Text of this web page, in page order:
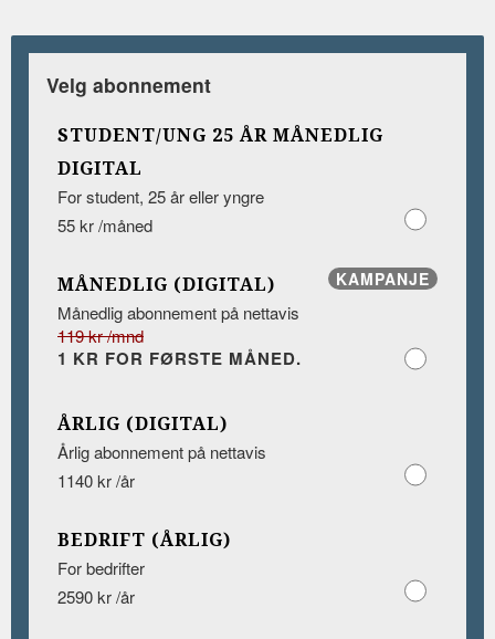
Velg abonnement
STUDENT/UNG 25 ÅR MÅNEDLIG
DIGITAL
For student, 25 år eller yngre
55 kr /måned
KAMPANJE
MÅNEDLIG (DIGITAL)
Månedlig abonnement på nettavis
119 kr /mnd
1 KR FOR FØRSTE MÅNED.
ÅRLIG (DIGITAL)
Årlig abonnement på nettavis
1140 kr /år
BEDRIFT (ÅRLIG)
For bedrifter
2590 kr /år